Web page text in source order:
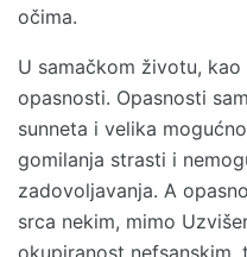
očima.
U samačkom životu,
opasnosti. Opasnosti
sunneta i velika
gomilanja strasti i
zadovoljavanja. A
srca nekim, mimo